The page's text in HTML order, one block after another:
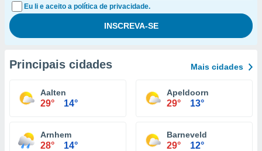
Eu li e aceito a política de privacidade.
Principais cidades Mais cidades
Aalten
29° 14°
Apeldoorn
29° 13°
Arnhem
28° 14°
Barneveld
29° 12°